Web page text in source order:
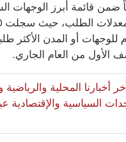
ضمن قائمة أبرز الوجهات
للوجهات أو المدن الأكثر
الأول من العام الجاري.
أخبارنا المحلية والرياضية